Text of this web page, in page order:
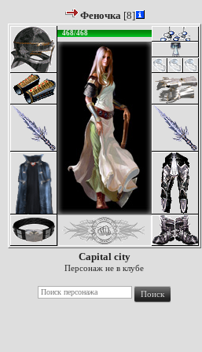
Феночка[8]
468/468
Capital city
Персонаж не в клубе